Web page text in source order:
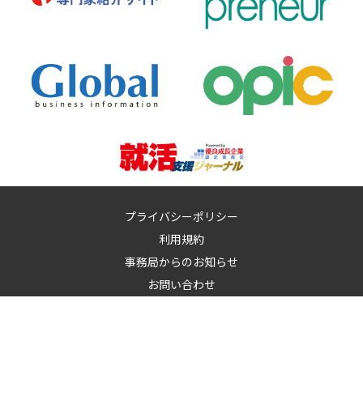
プライバシーポリシー
利用規約
事務局からのお知らせ
お問い合わせ